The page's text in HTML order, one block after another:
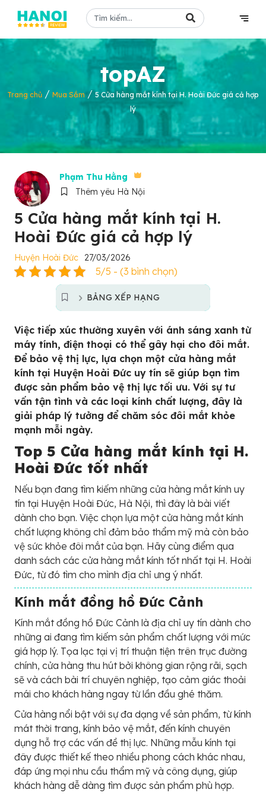
topAZ
Trang chủ / Mua Sắm/ 5 Cửa hàng mắt kính tại H. Hoài Đức giá cả hợp
lý
Phạm Thu Hằng
Thêm yêu Hà Nội
5 Cửa hàng mắt kính tại H.
Hoài Đức giá cả hợp lý
Huyện Hoài Đức 27/03/2026
5/5 - (3 bình chọn)
BẢNG XẾP HẠNG
Việc tiếp xúc thường xuyên với ánh sáng xanh từ
máy tính, điện thoại có thể gây hại cho đôi mắt.
Để bảo vệ thị lực, lựa chọn một cửa hàng mắt
kính tại Huyện Hoài Đức uy tín sẽ giúp bạn tìm
được sản phẩm bảo vệ thị lực tối ưu. Với sự tư
vấn tận tình và các loại kính chất lượng, đây là
giải pháp lý tưởng để chăm sóc đôi mắt khỏe
mạnh mỗi ngày.
Top 5 Cửa hàng mắt kính tại H.
Hoài Đức tốt nhất
Nếu bạn đang tìm kiếm những cửa hàng mắt kính uy
tín tại Huyện Hoài Đức, Hà Nội, thì đây là bài viết
dành cho bạn. Việc chọn lựa một cửa hàng mắt kính
chất lượng không chỉ đảm bảo thẩm mỹ mà còn bảo
vệ sức khỏe đôi mắt của bạn. Hãy cùng điểm qua
danh sách các cửa hàng mắt kính tốt nhất tại H. Hoài
Đức, từ đó tìm cho mình địa chỉ ưng ý nhất.
Kính mắt đồng hồ Đức Cảnh
Kính mắt đồng hồ Đức Cảnh là địa chỉ uy tín dành cho
những ai đang tìm kiếm sản phẩm chất lượng với mức
giá hợp lý. Tọa lạc tại vị trí thuận tiện trên trục đường
chính, cửa hàng thu hút bởi không gian rộng rãi, sạch
sẽ và cách bài trí chuyên nghiệp, tạo cảm giác thoải
mái cho khách hàng ngay từ lần đầu ghé thăm.
Cửa hàng nổi bật với sự đa dạng về sản phẩm, từ kính
mát thời trang, kính bảo vệ mắt, đến kính chuyên
dụng hỗ trợ các vấn đề thị lực. Những mẫu kính tại
đây được thiết kế theo nhiều phong cách khác nhau,
đáp ứng mọi nhu cầu thẩm mỹ và công dụng, giúp
khách hàng dễ dàng tìm được sản phẩm phù hợp.